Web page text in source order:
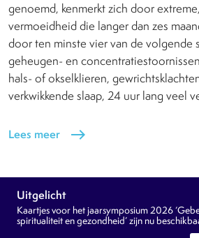
genoemd, kenmerkt zich door
vermoeidheid die langer dan zes
door ten minste vier van de volgende
geheugen- en
hals- of okselklieren,
verkwikkende slaap, 24 uur lang veel
Lees meer east
Uitgelicht
Kaartjes voor het jaarsymposium 2026
spiritualiteit en gezondheid’ zijn nu